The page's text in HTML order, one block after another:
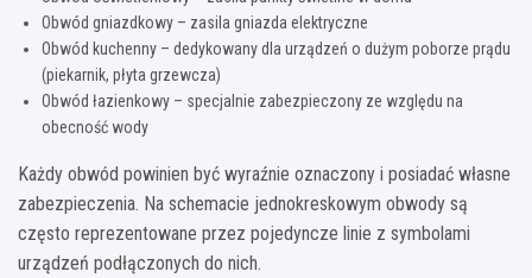
Obwód gniazdkowy – zasila gniazda elektryczne
Obwód kuchenny – dedykowany dla urządzeń o dużym poborze prądu
(piekarnik, płyta grzewcza)
Obwód łazienkowy – specjalnie zabezpieczony ze względu na
obecność wody
Każdy obwód powinien być wyraźnie oznaczony i posiadać własne
zabezpieczenia. Na schemacie jednokreskowym obwody są
często reprezentowane przez pojedyncze linie z symbolami
urządzeń podłączonych do nich.